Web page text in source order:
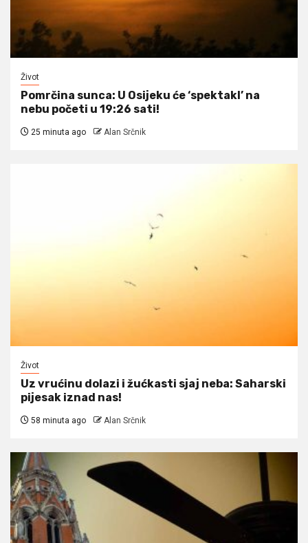
Život
Pomrčina sunca: U Osijeku će ‘spektakl’ na
nebu početi u 19:26 sati!
25 minuta ago Alan Srčnik
Život
Uz vrućinu dolazi i žućkasti sjaj neba: Saharski
pijesak iznad nas!
58 minuta ago Alan Srčnik